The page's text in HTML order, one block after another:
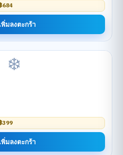
684
พิ่มลงตะกร้า
❄️
399
พิ่มลงตะกร้า